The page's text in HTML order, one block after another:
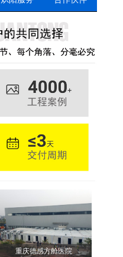
重庆德感方舱医院